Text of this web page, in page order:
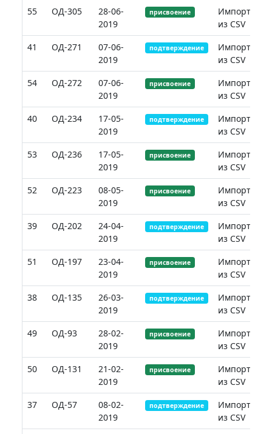
55 ОД-305
28-06-
2019
присвоение
Импорт
из CSV
41
ОД-271
07-06-
2019
подтверждение
Импорт
из CSV
54
ОД-272
07-06-
2019
присвоение
Импорт
из CSV
40
ОД-234
17-05-
2019
подтверждение
Импорт
из CSV
53
ОД-236
17-05-
2019
присвоение
Импорт
из CSV
52
ОД-223
08-05-
2019
присвоение
Импорт
из CSV
39
ОД-202
24-04-
2019
подтверждение
Импорт
из CSV
51
ОД-197
23-04-
2019
присвоение
Импорт
из CSV
38
ОД-135
26-03-
2019
подтверждение
Импорт
из CSV
49
ОД-93
28-02-
2019
присвоение
Импорт
из CSV
50
ОД-131
21-02-
2019
присвоение
Импорт
из CSV
37
ОД-57
08-02-
2019
подтверждение
Импорт
из CSV